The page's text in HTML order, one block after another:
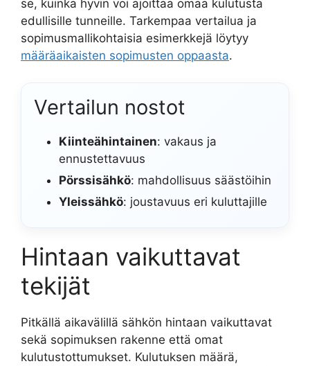
se, kuinka hyvin voi ajoittaa omaa kulutusta
edullisille tunneille. Tarkempaa vertailua ja
sopimusmallikohtaisia esimerkkejä löytyy
määräaikaisten sopimusten oppaasta.
Vertailun nostot
Kiinteähintainen: vakaus ja
ennustettavuus
Pörssisähkö: mahdollisuus säästöihin
Yleissähkö: joustavuus eri kuluttajille
Hintaan vaikuttavat
tekijät
Pitkällä aikavälillä sähkön hintaan vaikuttavat
sekä sopimuksen rakenne että omat
kulutustottumukset. Kulutuksen määrä,